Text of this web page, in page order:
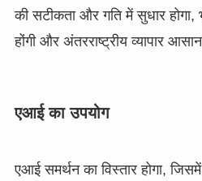
की सटीकता और गति में सुधार होगा,
होंगी और अंतरराष्ट्रीय व्यापार
एआई का उपयोग
एआई समर्थन का विस्तार होगा,